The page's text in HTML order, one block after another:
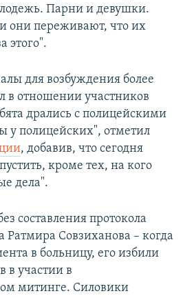
Парни и девушки.
они переживают, что их
этого".
для возбуждения более
в отношении участников
дрались с полицейскими
у полицейских", отметил
, добавив, что сегодня
кроме тех, на кого
дела".
составления протокола
Ратмира Совзиханова – когда
в больницу, его избили
в участии в
митинге. Силовики